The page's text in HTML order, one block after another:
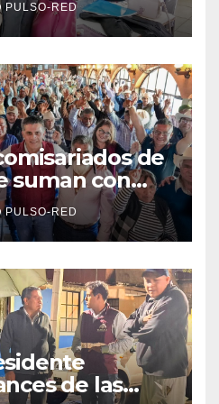
inscripciones
PULSO-RED
de
suman con
respaldan
defensa
PULSO-RED
de las